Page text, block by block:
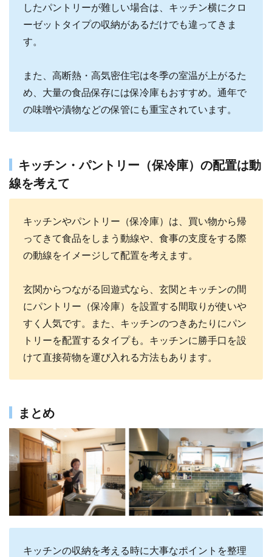
したパントリーが難しい場合は、キッチン横にクロ
ーゼットタイプの収納があるだけでも違ってきま
す。
また、高断熱・高気密住宅は冬季の室温が上がるた
め、大量の食品保存には保冷庫もおすすめ。通年で
の味噌や漬物などの保管にも重宝されています。
キッチン・パントリー（保冷庫）の配置は動
線を考えて
キッチンやパントリー（保冷庫）は、買い物から帰
ってきて食品をしまう動線や、食事の支度をする際
の動線をイメージして配置を考えます。
玄関からつながる回遊式なら、玄関とキッチンの間
にパントリー（保冷庫）を設置する間取りが使いや
すく人気です。また、キッチンのつきあたりにパン
トリーを配置するタイプも。キッチンに勝手口を設
けて直接荷物を運び入れる方法もあります。
まとめ
キッチンの収納を考える時に大事なポイントを整理